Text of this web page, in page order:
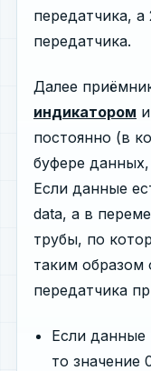
передатчика,
передатчика.
Далее
индикатором и
постоянно (в
буфере
Если данные
data, а в
трубы, по
таким образом
передатчика
Если данные
то значение